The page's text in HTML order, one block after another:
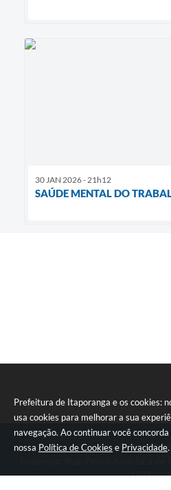
Prefeitura de Itaporanga e os cookies:
usa cookies para melhorar a sua
navegação. Ao continuar você concorda
nossa Política de Cookies e Privacidade.
30 JAN 2026 - 21h12
SAÚDE MENTAL DO
Telefone: (15)
Endereço: Rua: Pedro Alcântara
18480-